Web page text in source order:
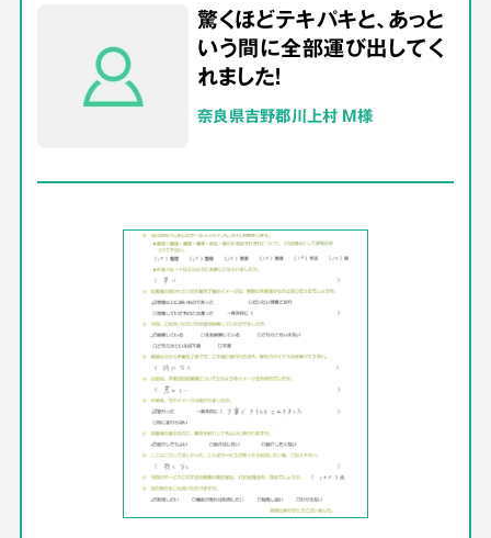
驚くほどテキパキと、あっと
いう間に全部運び出してく
れました！
奈良県吉野郡川上村 M様